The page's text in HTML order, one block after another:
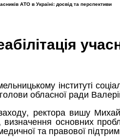
АТО в Україні: досвід та перспективи
інституті
обласної ради
ректора вишу
визначення основних
та правової